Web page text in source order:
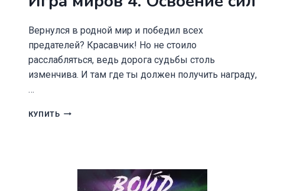
Вернулся в родной мир и победил всех
предателей? Красавчик! Но не стоило
расслабляться, ведь дорога судьбы столь
изменчива. И там где ты должен получить награду,
…
КУПИТЬ ИГРА